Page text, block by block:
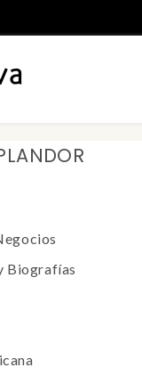
Biografías